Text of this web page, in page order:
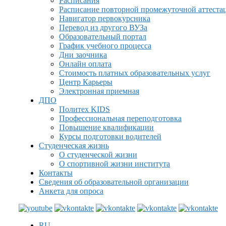
Расписание повторной промежуточной
Навигатор первокурсника
Перевод из другого ВУЗа
Образовательный портал
График учебного процесса
Дни заочника
Онлайн оплата
Стоимость платных образовательных услуг
Центр Карьеры
Электронная приемная
ДПО
Политех KIDS
Профессиональная переподготовка
Повышение квалификации
Курсы подготовки водителей
Студенческая жизнь
О студенческой жизни
О спортивной жизни института
Контакты
Сведения об образовательной организации
Анкета для опроса